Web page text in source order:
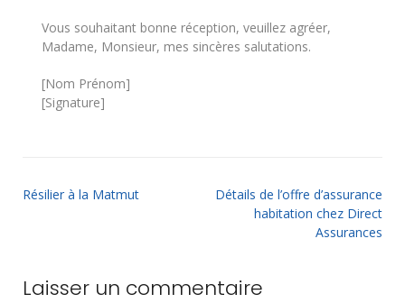
Vous souhaitant bonne réception, veuillez agréer,
Madame, Monsieur, mes sincères salutations.
[Nom Prénom]
[Signature]
Résilier à la Matmut
Détails de l’offre d’assurance
habitation chez Direct
Assurances
Laisser un commentaire